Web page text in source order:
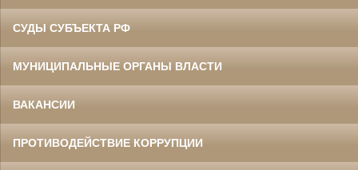
СУДЫ СУБЪЕКТА РФ
МУНИЦИПАЛЬНЫЕ ОРГАНЫ ВЛАСТИ
ВАКАНСИИ
ПРОТИВОДЕЙСТВИЕ КОРРУПЦИИ